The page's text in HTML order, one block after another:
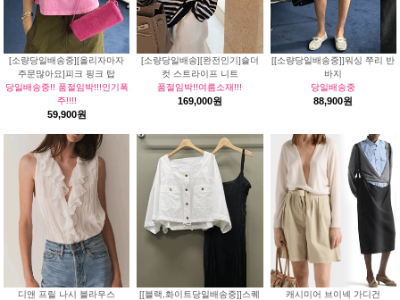
[소량당일배송중][올리자마자
주문많아요]피크 핑크 탑
당일배송중!! 품절임박!!!인기폭
주!!!!
59,900원
[소량당일배송][완전인기]숄더
컷 스트라이프 니트
품절임박!!여름소재!!!
169,000원
[[소량당일배송중]]워싱 쭈리 반
바지
당일배송중
88,900원
디앤 프릴 나시 블라우스
[[블랙,화이트당일배송중]]스퀘
캐시미어 브이넥 가디건